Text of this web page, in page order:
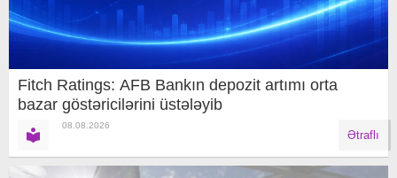
Fitch Ratings: AFB Bankın depozit artımı orta
bazar göstəricilərini üstələyib
08.08.2026
Ətraflı